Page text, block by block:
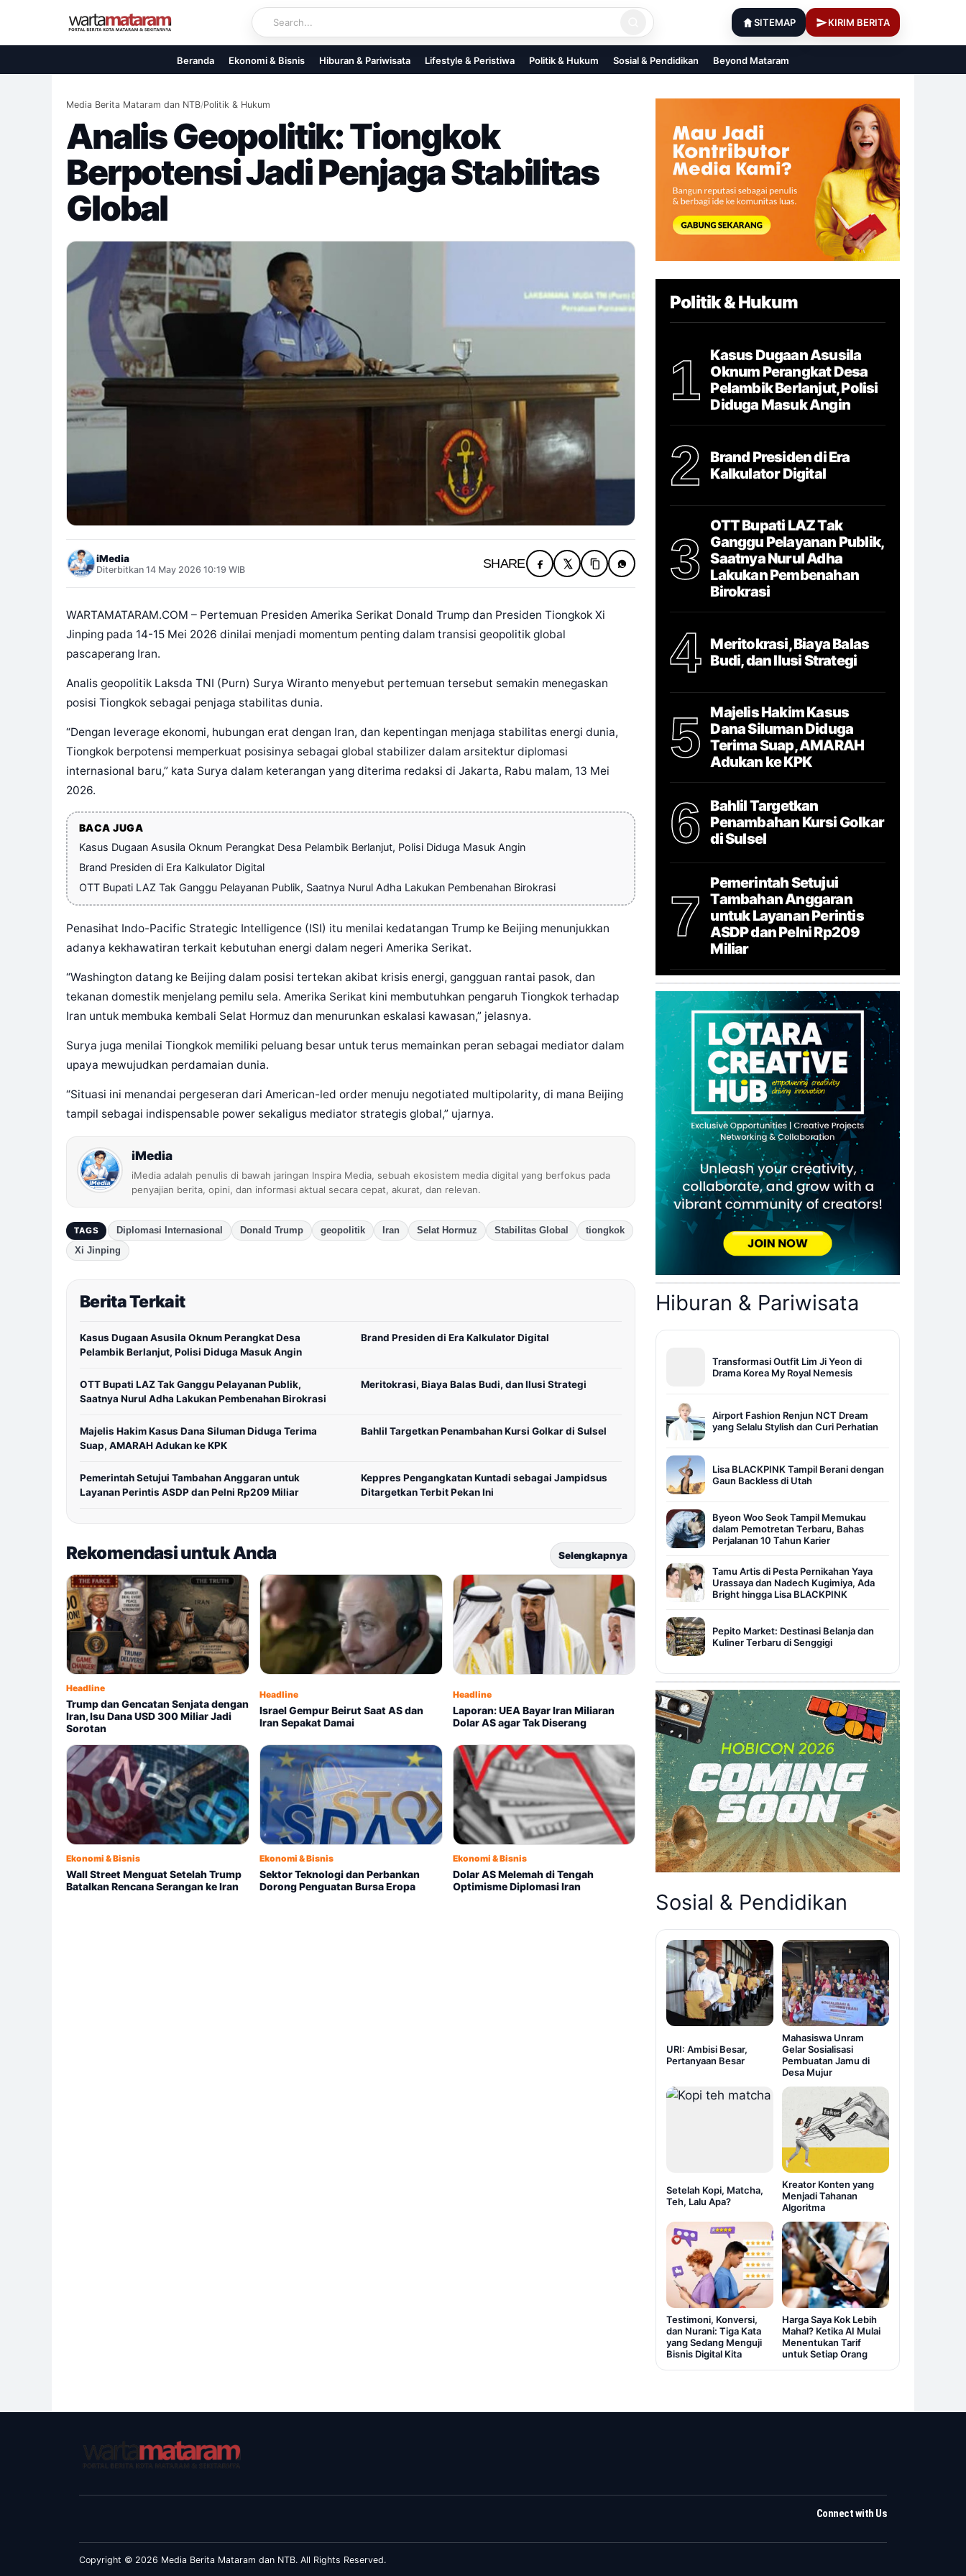
content
SITEMAP KIRIM BERITA
Beranda Ekonomi & Bisnis Hiburan & Pariwisata Lifestyle & Peristiwa Politik & Hukum Sosial & Pendidikan Beyond Mataram
Media Berita Mataram dan NTB/Politik & Hukum
Analis Geopolitik: Tiongkok
Berpotensi Jadi Penjaga Stabilitas
Global
iMedia
Diterbitkan 14 May 2026 10:19 WIB SHARE
WARTAMATARAM.COM – Pertemuan Presiden Amerika Serikat Donald Trump dan Presiden Tiongkok Xi
Jinping pada 14-15 Mei 2026 dinilai menjadi momentum penting dalam transisi geopolitik global
pascaperang Iran.
Analis geopolitik Laksda TNI (Purn) Surya Wiranto menyebut pertemuan tersebut semakin menegaskan
posisi Tiongkok sebagai penjaga stabilitas dunia.
“Dengan leverage ekonomi, hubungan erat dengan Iran, dan kepentingan menjaga stabilitas energi dunia,
Tiongkok berpotensi memperkuat posisinya sebagai global stabilizer dalam arsitektur diplomasi
internasional baru,” kata Surya dalam keterangan yang diterima redaksi di Jakarta, Rabu malam, 13 Mei
2026.
BACA JUGA
Kasus Dugaan Asusila Oknum Perangkat Desa Pelambik Berlanjut, Polisi Diduga Masuk Angin
Brand Presiden di Era Kalkulator Digital
OTT Bupati LAZ Tak Ganggu Pelayanan Publik, Saatnya Nurul Adha Lakukan Pembenahan Birokrasi
Penasihat Indo-Pacific Strategic Intelligence (ISI) itu menilai kedatangan Trump ke Beijing menunjukkan
adanya kekhawatiran terkait kebutuhan energi dalam negeri Amerika Serikat.
“Washington datang ke Beijing dalam posisi tertekan akibat krisis energi, gangguan rantai pasok, dan
tekanan domestik menjelang pemilu sela. Amerika Serikat kini membutuhkan pengaruh Tiongkok terhadap
Iran untuk membuka kembali Selat Hormuz dan menurunkan eskalasi kawasan,” jelasnya.
Surya juga menilai Tiongkok memiliki peluang besar untuk terus memainkan peran sebagai mediator dalam
upaya mewujudkan perdamaian dunia.
“Situasi ini menandai pergeseran dari American-led order menuju negotiated multipolarity, di mana Beijing
tampil sebagai indispensable power sekaligus mediator strategis global,” ujarnya.
iMedia
iMedia adalah penulis di bawah jaringan Inspira Media, sebuah ekosistem media digital yang berfokus pada
penyajian berita, opini, dan informasi aktual secara cepat, akurat, dan relevan.
TAGS Diplomasi Internasional Donald Trump geopolitik Iran Selat Hormuz Stabilitas Global
tiongkok
Xi Jinping
Berita Terkait
Kasus Dugaan Asusila Oknum Perangkat Desa
Pelambik Berlanjut, Polisi Diduga Masuk Angin
Brand Presiden di Era Kalkulator Digital
OTT Bupati LAZ Tak Ganggu Pelayanan Publik,
Saatnya Nurul Adha Lakukan Pembenahan Birokrasi
Meritokrasi, Biaya Balas Budi, dan Ilusi Strategi
Majelis Hakim Kasus Dana Siluman Diduga Terima
Suap, AMARAH Adukan ke KPK
Bahlil Targetkan Penambahan Kursi Golkar di Sulsel
Pemerintah Setujui Tambahan Anggaran untuk
Layanan Perintis ASDP dan Pelni Rp209 Miliar
Keppres Pengangkatan Kuntadi sebagai Jampidsus
Ditargetkan Terbit Pekan Ini
Rekomendasi untuk Anda Selengkapnya
Headline
Trump dan Gencatan Senjata dengan
Iran, Isu Dana USD 300 Miliar Jadi
Sorotan
Headline
Israel Gempur Beirut Saat AS dan
Iran Sepakat Damai
Headline
Laporan: UEA Bayar Iran Miliaran
Dolar AS agar Tak Diserang
Ekonomi & Bisnis
Wall Street Menguat Setelah Trump
Batalkan Rencana Serangan ke Iran
Ekonomi & Bisnis
Sektor Teknologi dan Perbankan
Dorong Penguatan Bursa Eropa
Ekonomi & Bisnis
Dolar AS Melemah di Tengah
Optimisme Diplomasi Iran
Politik & Hukum
1
Kasus Dugaan Asusila
Oknum Perangkat Desa
Pelambik Berlanjut, Polisi
Diduga Masuk Angin
2
Brand Presiden di Era
Kalkulator Digital
3
OTT Bupati LAZ Tak
Ganggu Pelayanan Publik,
Saatnya Nurul Adha
Lakukan Pembenahan
Birokrasi
4
Meritokrasi, Biaya Balas
Budi, dan Ilusi Strategi
5
Majelis Hakim Kasus
Dana Siluman Diduga
Terima Suap, AMARAH
Adukan ke KPK
6
Bahlil Targetkan
Penambahan Kursi Golkar
di Sulsel
7
Pemerintah Setujui
Tambahan Anggaran
untuk Layanan Perintis
ASDP dan Pelni Rp209
Miliar
Hiburan & Pariwisata
Transformasi Outfit Lim Ji Yeon di
Drama Korea My Royal Nemesis
Airport Fashion Renjun NCT Dream
yang Selalu Stylish dan Curi Perhatian
Lisa BLACKPINK Tampil Berani dengan
Gaun Backless di Utah
Byeon Woo Seok Tampil Memukau
dalam Pemotretan Terbaru, Bahas
Perjalanan 10 Tahun Karier
Tamu Artis di Pesta Pernikahan Yaya
Urassaya dan Nadech Kugimiya, Ada
Bright hingga Lisa BLACKPINK
Pepito Market: Destinasi Belanja dan
Kuliner Terbaru di Senggigi
Sosial & Pendidikan
URI: Ambisi Besar,
Pertanyaan Besar
Mahasiswa Unram
Gelar Sosialisasi
Pembuatan Jamu di
Desa Mujur
Setelah Kopi, Matcha,
Teh, Lalu Apa?
Kreator Konten yang
Menjadi Tahanan
Algoritma
Testimoni, Konversi,
dan Nurani: Tiga Kata
yang Sedang Menguji
Bisnis Digital Kita
Harga Saya Kok Lebih
Mahal? Ketika AI Mulai
Menentukan Tarif
untuk Setiap Orang
Connect with Us
Copyright © 2026 Media Berita Mataram dan NTB. All Rights Reserved.